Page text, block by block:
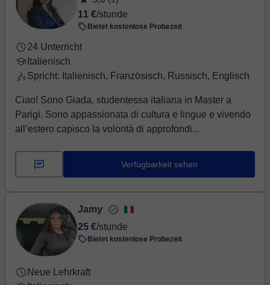
11 €/stunde
Bietet kostenlose Probezeit
24 Unterricht
Italienisch
Spricht: Italienisch, Französisch, Russisch, Englisch
Ciao! Sono Giada, studentessa italiana in Master a
Parigi. Sono appassionata di cultura e lingue e vivendo
all’estero capisco la volontà di approfondi...
Verfügbarkeit sehen
Jamy
25 €/stunde
Bietet kostenlose Probezeit
Neue Lehrkraft